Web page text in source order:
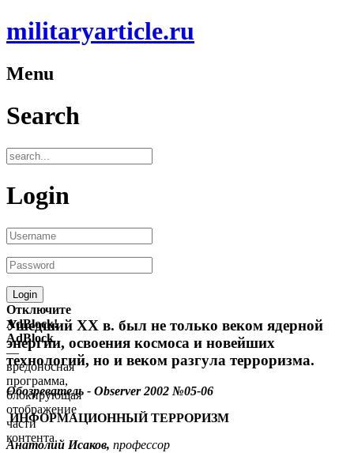
militaryarticle.ru
Menu
Search
Login
Отключите
AdBlock!
AdBlock
—
вредоносная
программа,
блокирующая
отображение
части
контента.
Ушедший ХХ в. был не только веком ядерной
энергии, освоения космоса и новейших
технологий, но и веком разгула терроризма.
Обозреватель - Observer 2002 №05-06
ИНФОРМАЦИОННЫЙ ТЕРРОРИЗМ
Анатолий Исаков, профессор